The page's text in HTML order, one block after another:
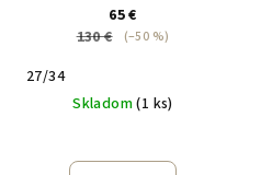
65 €
130 €
(–50 %)
27/34
Skladom(1 ks)